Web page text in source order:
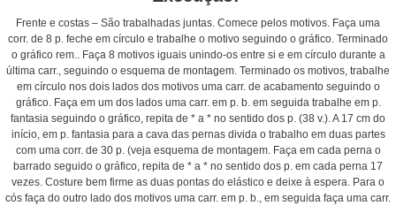
Frente e costas – São trabalhadas juntas. Comece pelos motivos. Faça uma
corr. de 8 p. feche em círculo e trabalhe o motivo seguindo o gráfico. Terminado
o gráfico rem.. Faça 8 motivos iguais unindo-os entre si e em círculo durante a
última carr., seguindo o esquema de montagem. Terminado os motivos, trabalhe
em círculo nos dois lados dos motivos uma carr. de acabamento seguindo o
gráfico. Faça em um dos lados uma carr. em p. b. em seguida trabalhe em p.
fantasia seguindo o gráfico, repita de * a * no sentido dos p. (38 v.). A 17 cm do
início, em p. fantasia para a cava das pernas divida o trabalho em duas partes
com uma corr. de 30 p. (veja esquema de montagem. Faça em cada perna o
barrado seguido o gráfico, repita de * a * no sentido dos p. em cada perna 17
vezes. Costure bem firme as duas pontas do elástico e deixe à espera. Para o
cós faça do outro lado dos motivos uma carr. em p. b., em seguida faça uma carr.